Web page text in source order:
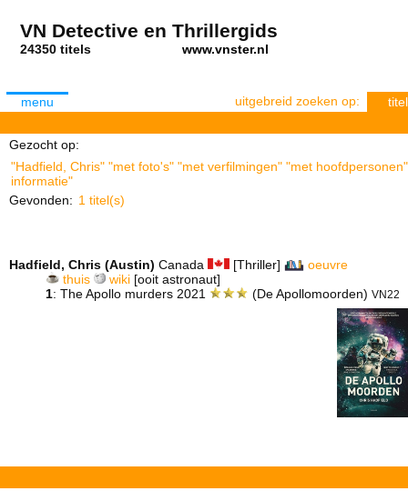
VN Detective en Thrillergids
24350 titels www.vnster.nl
menu uitgebreid zoeken op: titel
Gezocht op:
"Hadfield, Chris" "met foto's" "met verfilmingen" "met
informatie"
Gevonden: 1 titel(s)
Hadfield, Chris (Austin) Canada [Thriller]
oeuvre
thuis
wiki[ooit astronaut]
1: The Apollo murders 2021 (De Apollomoorden)VN22